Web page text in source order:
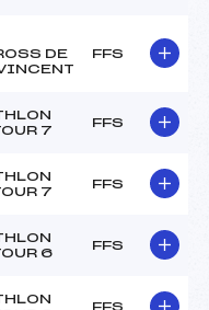
DE
FFS
7
FFS
7
FFS
6
FFS
FFS